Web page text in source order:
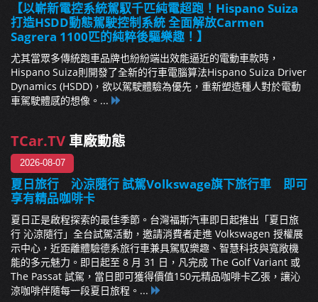
【以嶄新電控系統駕馭千匹純電超跑！Hispano Suiza
打造HSDD動態駕駛控制系統 全面解放Carmen
Sagrera 1100匹的純粹後驅樂趣！】
尤其當眾多傳統跑車品牌也紛紛端出效能逼近的電動車款時，
Hispano Suiza則開發了全新的行車電腦算法Hispano Suiza Driver
Dynamics (HSDD)，欲以駕駛體驗為優先，重新塑造種人對於電動
車駕駛體感的想像。...
TCar.TV 車廠動態
2026-08-07
夏日旅行 沁涼隨行 試駕Volkswage旗下旅行車 即可
享有精品咖啡卡
夏日正是啟程探索的最佳季節。台灣福斯汽車即日起推出「夏日旅
行 沁涼隨行」全台試駕活動，邀請消費者走進 Volkswagen 授權展
示中心，近距離體驗德系旅行車兼具駕馭樂趣、智慧科技與寬敞機
能的多元魅力。即日起至 8 月 31 日，凡完成 The Golf Variant 或
The Passat 試駕，當日即可獲得價值150元精品咖啡卡乙張，讓沁
涼咖啡伴隨每一段夏日旅程。...